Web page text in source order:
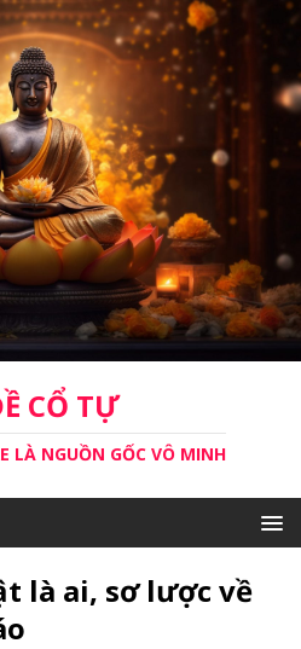
CỔ TỰ
LÀ NGUỒN GỐC VÔ MINH
là ai, sơ lược về